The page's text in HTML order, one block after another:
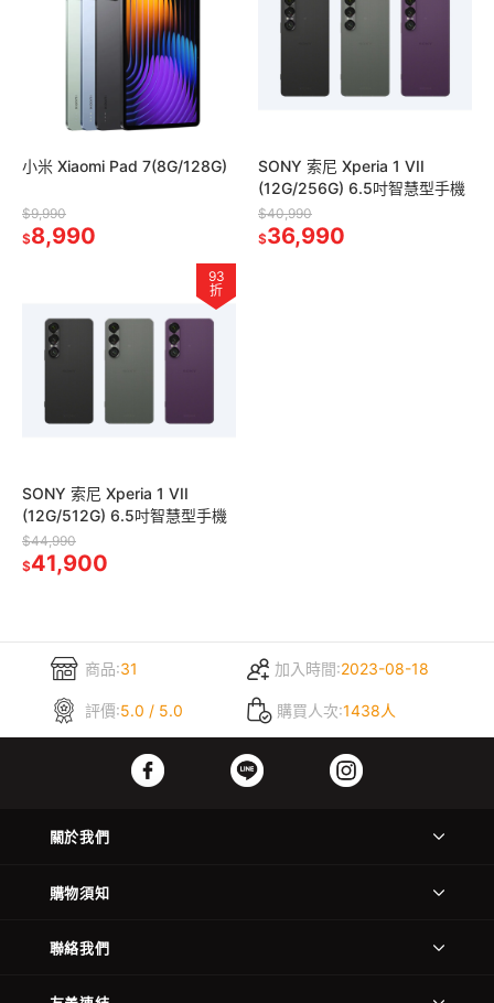
小米 Xiaomi Pad 7(8G/128G)
$9,990
$8,990
SONY 索尼 Xperia 1 VII
(12G/256G) 6.5吋智慧型手機
$40,990
$36,990
93
折
SONY 索尼 Xperia 1 VII
(12G/512G) 6.5吋智慧型手機
$44,990
$41,900
商品:31 加入時間:2023-08-18
評價:5.0 / 5.0 購買人次:1438人
關於我們
購物須知
聯絡我們